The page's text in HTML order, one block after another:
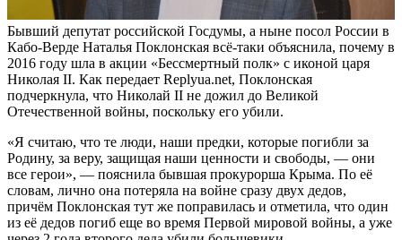
Бывший депутат российской Госдумы, а ныне посол России в
Кабо-Верде Наталья Поклонская всё-таки объяснила, почему в
2016 году шла в акции «Бессмертный полк» с иконой царя
Николая II. Как передает Replyua.net, Поклонская
подчеркнула, что Николай II не дожил до Великой
Отечественной войны, поскольку его убили.
«Я считаю, что те люди, наши предки, которые погибли за
Родину, за веру, защищая наши ценности и свободы, — они
все герои», — пояснила бывшая прокурорша Крыма. По её
словам, лично она потеряла на войне сразу двух дедов,
причём Поклонская тут же поправилась и отметила, что один
из её дедов погиб еще во время Первой мировой войны, а уже